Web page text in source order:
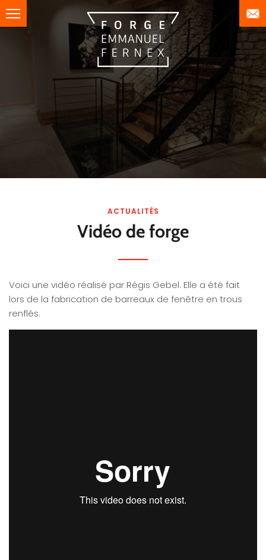
HORAIRES
8h30-12h / 13h-17h
8h30-12h / 13h-17h
8h30-12h / 13h-17h
8h30-12h / 13h-17h
8h30-12h / 13h-17h
Visite sur rendez-vous uniquement
ACTUALITÉS
Vidéo de forge
Voici une vidéo réalisé par Régis Gebel. Elle a été fait
lors de la fabrication de barreaux de fenêtre en trous
renflés.
Panneau de gestion des cookies